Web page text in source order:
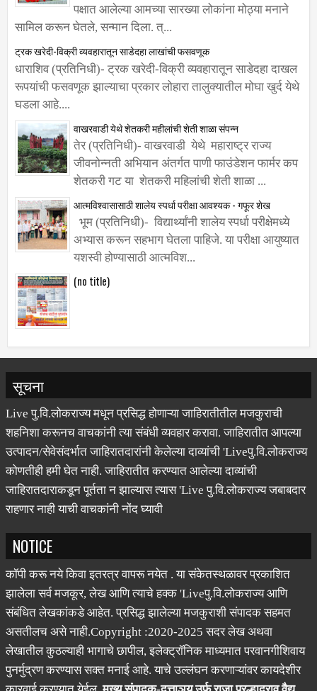
धाराशिव (प्रतिनिधी)- भाजप पक्षातील नेत्यांनी नव्याने
पक्षात आलेल्या आमच्या सारख्या लोकांना मोठ्या मनाने
सामिल करून घेतले, सन्मान दिला. त्...
ट्रक खरेदी-विक्री व्यवहारातून साडेदहा लाखांची फसवणूक
धाराशिव (प्रतिनिधी)- ट्रक खरेदी-विक्री व्यवहारातून साडेदहा दाखल
रूपयांची फसवणूक झाल्याचा प्रकार लोहारा तालुक्यातील मोघा खुर्द येथे
घडला आहे....
वाखरवाडी येथे शेतकरी महीलांची शेती शाळा संपन्न
तेर (प्रतिनिधी)- वाखरवाडी येथे महाराष्ट्र राज्य
जीवनोन्नती अभियान अंतर्गत पाणी फाउंडेशन फार्मर कप
शेतकरी गट या शेतकरी महिलांची शेती शाळा ...
आत्मविश्वासासाठी शालेय स्पर्धा परीक्षा आवश्यक - गफूर शेख
भूम (प्रतिनिधी)- विद्यार्थ्यांनी शालेय स्पर्धा परीक्षेमध्ये
अभ्यास करून सहभाग घेतला पाहिजे. या परीक्षा आयुष्यात
सूचना
Live पु.वि.लोकराज्य मधून प्रसिद्ध होणाऱ्या जाहिरातीतील मजकुराची
शहनिशा करूनच वाचकांनी त्या संबंधी व्यवहार करावा. जाहिरातीत आपल्या
उत्पादन/सेवेसंदर्भात जाहिरातदारांनी केलेल्या दाव्यांची 'Liveपु.वि.लोकराज्य
कोणतीही हमी घेत नाही. जाहिरातीत करण्यात आलेल्या दाव्यांची
जाहिरातदाराकडून पूर्तता न झाल्यास त्यास 'Live पु.वि.लोकराज्य जबाबदार
NOTICE
कॉपी करू नये किवा इतरत्र वापरू नयेत . या संकेतस्थळावर प्रकाशित
झालेला सर्व मजकूर, लेख आणि त्याचे हक्क 'Liveपु.वि.लोकराज्य आणि
संबंधित लेखकांकडे आहेत. प्रसिद्ध झालेल्या मजकुराशी संपादक सहमत
असतीलच असे नाही.Copyright :2020-2025 सदर लेख अथवा
लेखातील कुठल्याही भागाचे छापील, इलेक्ट्रॉनिक माध्यमात परवानगीशिवाय
पुनर्मुद्रण करण्यास सक्त मनाई आहे. याचे उल्लंघन करणाऱ्यांवर कायदेशीर